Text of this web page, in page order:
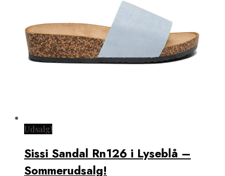
Udsalg!
Sissi Sandal Rn126 i Lyseblå –
Sommerudsalg!